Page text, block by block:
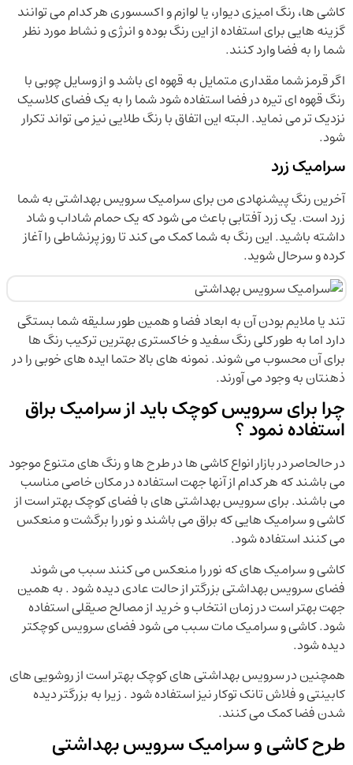
کاشی ها، رنگ امیزی دیوار، یا لوازم و اکسسوری هر کدام می توانند
گزینه هایی برای استفاده از این رنگ بوده و انرژی و نشاط مورد نظر
شما را به فضا وارد کنند.
اگر قرمز شما مقداری متمایل به قهوه ای باشد و از وسایل چوبی با
رنگ قهوه ای تیره در فضا استفاده شود شما را به یک فضای کلاسیک
نزدیک تر می نماید. البته این اتفاق با رنگ طلایی نیز می تواند تکرار
شود.
سرامیک زرد
آخرین رنگ پیشنهادی من برای سرامیک سرویس بهداشتی به شما
زرد است. یک زرد آفتابی باعث می شود که یک حمام شاداب و شاد
داشته باشید. این رنگ به شما کمک می کند تا روز پرنشاطی را آغاز
کرده و سرحال شوید.
تند یا ملایم بودن آن به ابعاد فضا و همین طور سلیقه شما بستگی
دارد اما به طور کلی رنگ سفید و خاکستری بهترین ترکیب رنگ ها
برای آن محسوب می شوند. نمونه های بالا حتما ایده های خوبی را در
ذهنتان به وجود می آورند.
چرا برای سرویس کوچک باید از سرامیک براق
استفاده نمود ؟
در حالحاصر در بازار انواع کاشی ها در طرح ها و رنگ های متنوع موجود
می باشند که هر کدام از آنها جهت استفاده در مکان خاصی مناسب
می باشند. برای سرویس بهداشتی های با فضای کوچک بهتر است از
کاشی و سرامیک هایی که براق می باشند و نور را برگشت و منعکس
می کنند استفاده شود.
کاشی و سرامیک های که نور را منعکس می کنند سبب می شوند
فضای سرویس بهداشتی بزرگتر از حالت عادی دیده شود . به همین
جهت بهتر است در زمان انتخاب و خرید از مصالح صیقلی استفاده
شود. کاشی و سرامیک مات سبب می شود فضای سرویس کوچکتر
دیده شود.
همچنین در سرویس بهداشتی های کوچک بهتر است از روشویی های
کابینتی و فلاش تانک توکار نیز استفاده شود . زیرا به بزرگتر دیده
شدن فضا کمک می کنند.
طرح کاشی و سرامیک سرویس بهداشتی